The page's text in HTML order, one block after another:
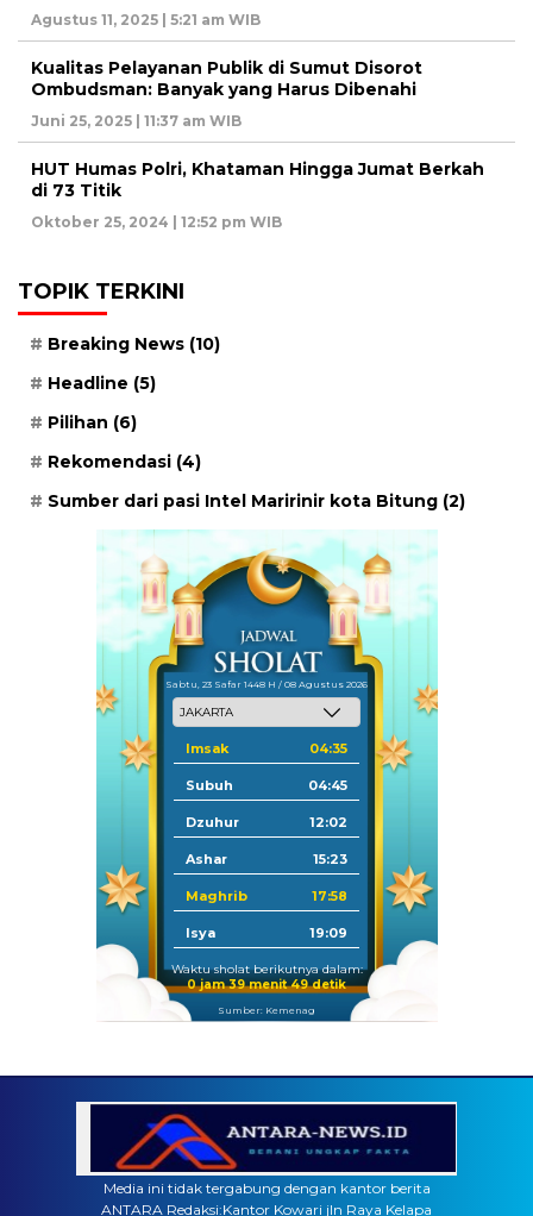
Agustus 11, 2025 | 5:21 am WIB
Kualitas Pelayanan Publik di Sumut Disorot
Ombudsman: Banyak yang Harus Dibenahi
Juni 25, 2025 | 11:37 am WIB
HUT Humas Polri, Khataman Hingga Jumat Berkah
di 73 Titik
Oktober 25, 2024 | 12:52 pm WIB
TOPIK TERKINI
Breaking News (10)
Headline (5)
Pilihan (6)
Rekomendasi (4)
Sumber dari pasi Intel Maririnir kota Bitung (2)
Sabtu, 23 Safar 1448 H / 08 Agustus 2026
Imsak 04:35
Subuh 04:45
Dzuhur 12:02
Ashar 15:23
Maghrib 17:58
Isya 19:09
Waktu sholat berikutnya dalam:
0 jam 39 menit 48 detik
Sumber: Kemenag
Media ini tidak tergabung dengan kantor berita
ANTARA Redaksi:Kantor Kowari jln Raya Kelapa